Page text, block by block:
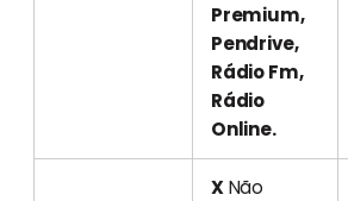
Premium,
Pendrive,
Rádio Fm,
Rádio
Online.
XNão